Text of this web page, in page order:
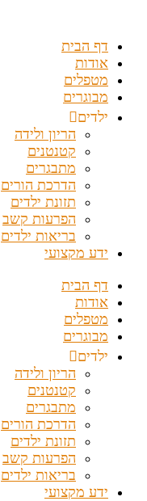
דף הבית
אודות
מטפלים
מבוגרים
ילדים
הריון ולידה
קטנטנים
מתבגרים
הדרכת הורים
תזונת ילדים
הפרעות קשב
בריאות ילדים
ידע מקצועי
דף הבית
אודות
מטפלים
מבוגרים
ילדים
הריון ולידה
קטנטנים
מתבגרים
הדרכת הורים
תזונת ילדים
הפרעות קשב
בריאות ילדים
ידע מקצועי